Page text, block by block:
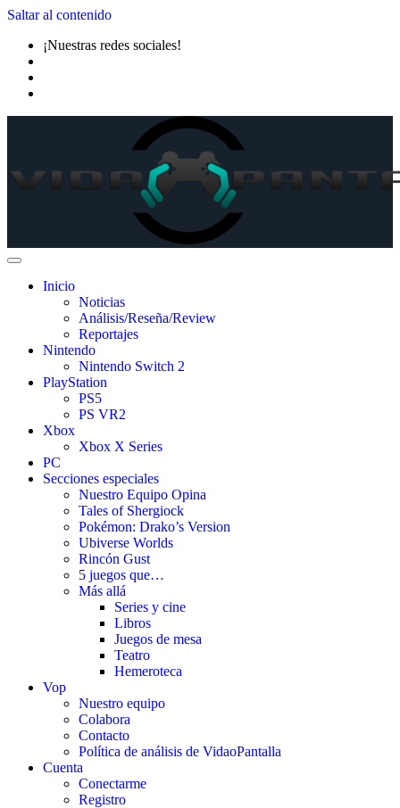
Saltar al contenido
¡Nuestras redes sociales!
Inicio
Noticias
Análisis/Reseña/Review
Reportajes
Nintendo
Nintendo Switch 2
PlayStation
PS5
PS VR2
Xbox
Xbox X Series
PC
Secciones especiales
Nuestro Equipo Opina
Tales of Shergiock
Pokémon: Drako’s Version
Ubiverse Worlds
Rincón Gust
5 juegos que…
Más allá
Series y cine
Libros
Juegos de mesa
Teatro
Hemeroteca
Vop
Nuestro equipo
Colabora
Contacto
Política de análisis de VidaoPantalla
Cuenta
Conectarme
Registro